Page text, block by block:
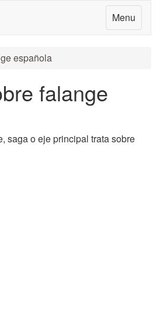
Menu
española
falange
saga o eje principal trata sobre